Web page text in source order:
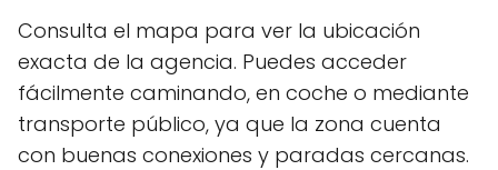
Consulta el mapa para ver la ubicación
exacta de la agencia. Puedes acceder
fácilmente caminando, en coche o mediante
transporte público, ya que la zona cuenta
con buenas conexiones y paradas cercanas.